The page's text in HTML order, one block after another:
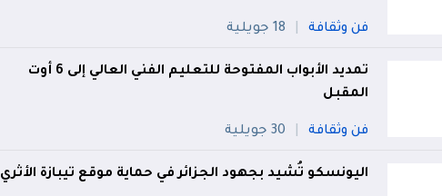
فن وثقافة 18 جويلية
تمديد الأبواب المفتوحة للتعليم الفني العالي إلى 6 أوت
المقبل
فن وثقافة 30 جويلية
اليونسكو تُشيد بجهود الجزائر في حماية موقع تيبازة الأثري